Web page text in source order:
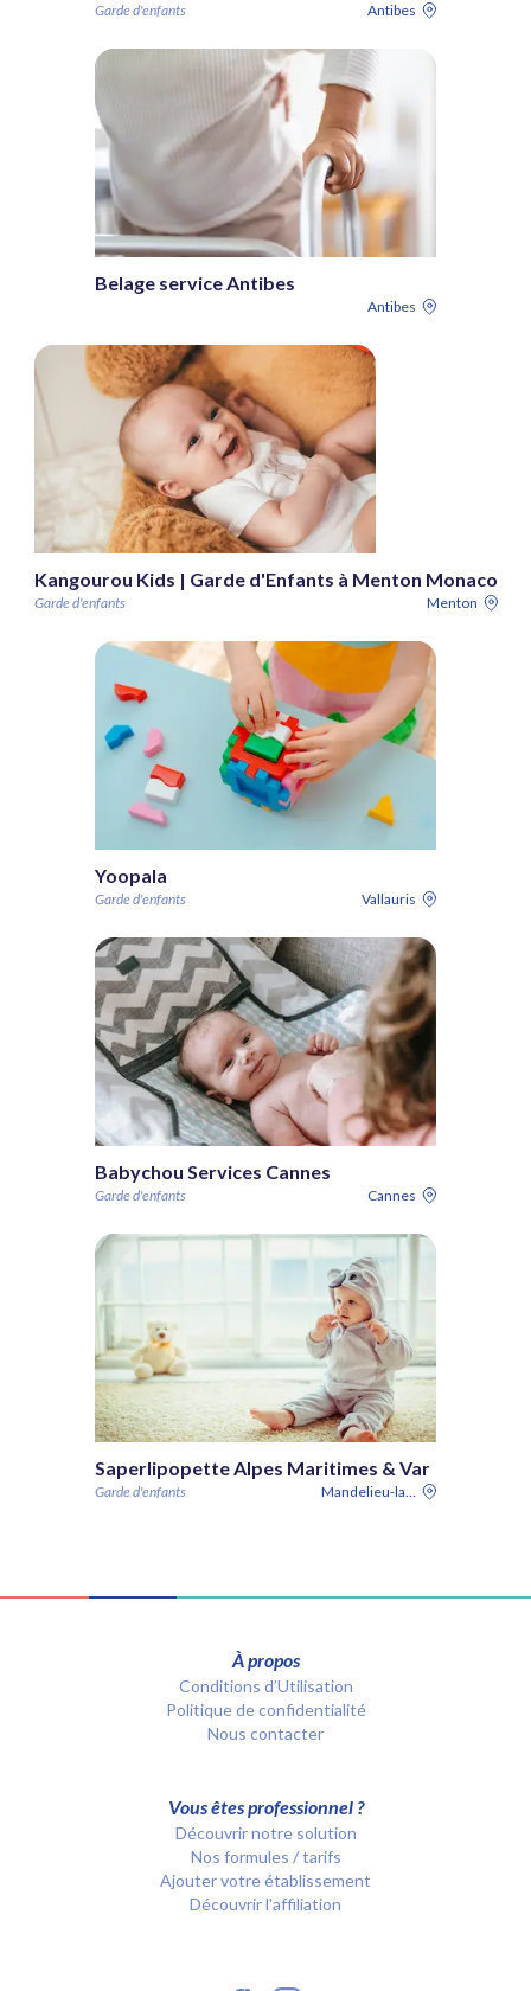
Garde d'enfants Antibes
Belage service Antibes
Antibes
Kangourou Kids | Garde d'Enfants à Menton Monaco
Garde d'enfants Menton
Yoopala
Garde d'enfants Vallauris
Babychou Services Cannes
Garde d'enfants Cannes
Saperlipopette Alpes Maritimes & Var
Garde d'enfants Mandelieu-la-Napoule
À propos
Conditions d’Utilisation
Politique de confidentialité
Nous contacter
Vous êtes professionnel ?
Découvrir notre solution
Nos formules / tarifs
Ajouter votre établissement
Découvrir l'affiliation